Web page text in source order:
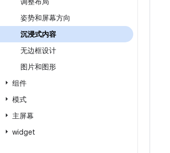
姿势和屏幕方向
沉浸式内容
无边框设计
图片和图形
组件
模式
主屏幕
widget